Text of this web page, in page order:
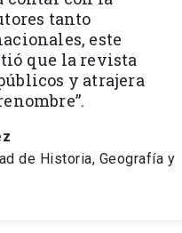
tanto
este
que la revista
y atrajera
de Historia, Geografía y